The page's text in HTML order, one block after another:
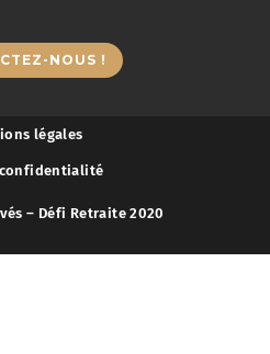
NOUS !
légales
– Défi Retraite 2020